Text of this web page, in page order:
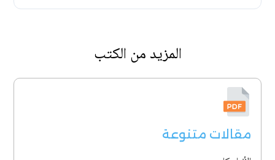
المزيد من الكتب
مقالات متنوعة